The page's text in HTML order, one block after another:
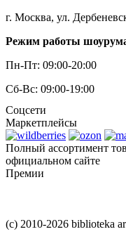
г. Москва, ул.
Режим работы
Пн-Пт: 09:00-20:00
Сб-Вс: 09:00-19:00
Соцсети
Маркетплейсы
Полный ассортимент
официальном сайте
Премии
(c) 2010-2026 biblioteka